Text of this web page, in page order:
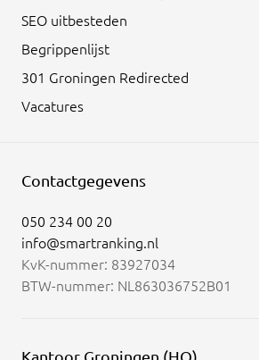
SEO uitbesteden
Begrippenlijst
301 Groningen Redirected
Vacatures
Contactgegevens
050 234 00 20
info@smartranking.nl
KvK-nummer: 83927034
BTW-nummer: NL863036752B01